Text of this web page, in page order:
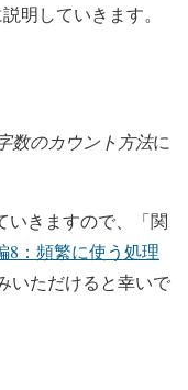
明していきます。
数のカウント方法に
いきますので、「関
8：頻繁に使う処理
いただけると幸いで